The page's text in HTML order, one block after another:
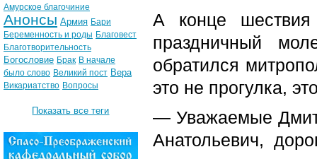
А конце
праздничный
обратился
это не прогулка,
— Уважаемые
Анатольевич,
Амурское благочиние
Анонсы Армия Бари
Беременность и роды Благовест
Благотворительность
Богословие Брак В начале
было слово Великий пост Вера
Викариатство Вопросы
Показать все теги